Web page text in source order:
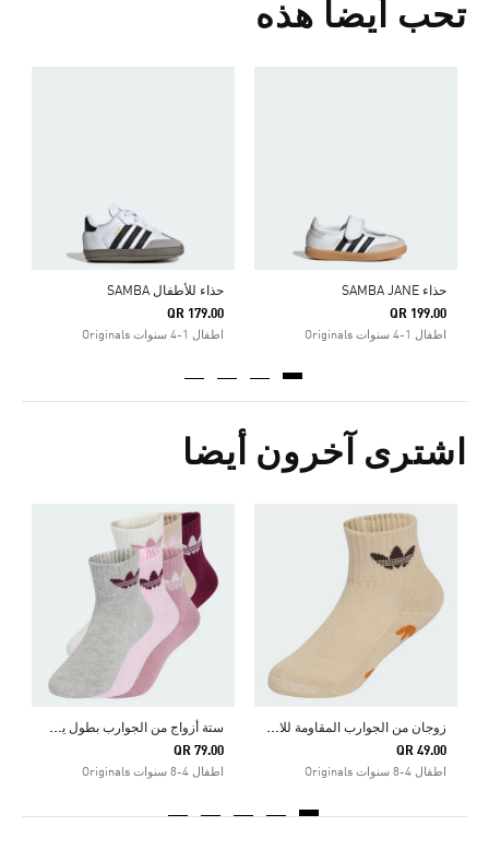
تحب أيضا هذه
حذاء SAMBA JANE
QR 199.00
اطفال 1-4 سنوات Originals
حذاء للأطفال SAMBA
QR 179.00
اطفال 1-4 سنوات Originals
اشترى آخرون أيضا
ز
وجان من الجوارب المقاومة للانزلاق للأطفال
QR 49.00
اطفال 4-8 سنوات Originals
س
تة أزواج من الجوارب بطول يصل إلى الكاحل للأطفال
QR 79.00
اطفال 4-8 سنوات Originals